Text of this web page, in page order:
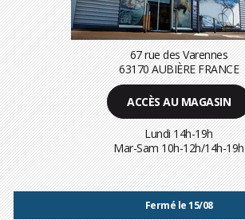
67 rue des Varennes
63170 AUBIÈRE FRANCE
ACCÈS AU MAGASIN
Lundi 14h-19h
Mar-Sam 10h-12h/14h-19h
Fermé le 15/08